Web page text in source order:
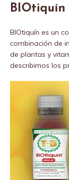
BIOtiquín
BIOtiquín es un
combinación de
de plantas y
describimos los